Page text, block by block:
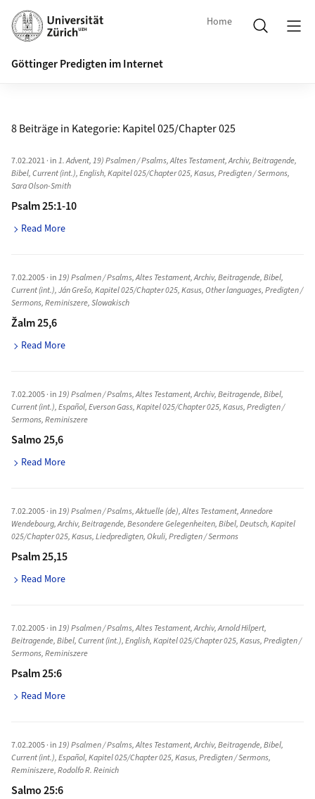
Home
Göttinger Predigten im Internet
8 Beiträge in Kategorie: Kapitel 025/Chapter 025
7.02.2021· in1. Advent,19) Psalmen / Psalms,Altes Testament,Archiv,Beitragende,
Bibel,Current (int.),English,Kapitel 025/Chapter 025,Kasus,Predigten / Sermons,
Sara Olson-Smith
Psalm 25:1-10
Read More
7.02.2005· in19) Psalmen / Psalms,Altes Testament,Archiv,Beitragende,Bibel,
Current (int.),Ján Grešo,Kapitel 025/Chapter 025,Kasus,Other languages,Predigten /
Sermons,Reminiszere,Slowakisch
Žalm 25,6
Read More
7.02.2005· in19) Psalmen / Psalms,Altes Testament,Archiv,Beitragende,Bibel,
Current (int.),Español,Everson Gass,Kapitel 025/Chapter 025,Kasus,Predigten /
Sermons,Reminiszere
Salmo 25,6
Read More
7.02.2005· in19) Psalmen / Psalms,Aktuelle (de),Altes Testament,Annedore
Wendebourg,Archiv,Beitragende,Besondere Gelegenheiten,Bibel,Deutsch,Kapitel
025/Chapter 025,Kasus,Liedpredigten,Okuli,Predigten / Sermons
Psalm 25,15
Read More
7.02.2005· in19) Psalmen / Psalms,Altes Testament,Archiv,Arnold Hilpert,
Beitragende,Bibel,Current (int.),English,Kapitel 025/Chapter 025,Kasus,Predigten /
Sermons,Reminiszere
Psalm 25:6
Read More
7.02.2005· in19) Psalmen / Psalms,Altes Testament,Archiv,Beitragende,Bibel,
Current (int.),Español,Kapitel 025/Chapter 025,Kasus,Predigten / Sermons,
Reminiszere,Rodolfo R. Reinich
Salmo 25:6